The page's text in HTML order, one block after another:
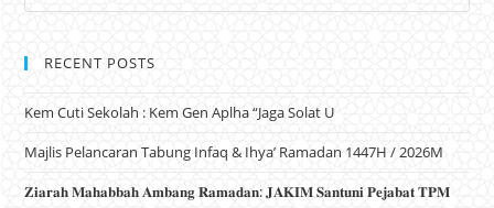
RECENT POSTS
Kem Cuti Sekolah : Kem Gen Aplha “Jaga Solat U
Majlis Pelancaran Tabung Infaq & Ihya’ Ramadan 1447H / 2026M
𝐙𝐢𝐚𝐫𝐚𝐡 𝐌𝐚𝐡𝐚𝐛𝐛𝐚𝐡 𝐀𝐦𝐛𝐚𝐧𝐠 𝐑𝐚𝐦𝐚𝐝𝐚𝐧: 𝐉𝐀𝐊𝐈𝐌 𝐒𝐚𝐧𝐭𝐮𝐧𝐢 𝐏𝐞𝐣𝐚𝐛𝐚𝐭 𝐓𝐏𝐌